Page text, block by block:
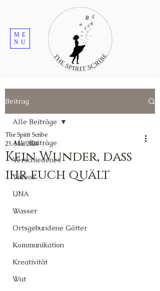
ME
NU
Beitrag
Alle Beiträge
Verschiedenes
Videos
UNA
Wasser
Ortsgebundene Götter
Kommunikation
Kreativität
Wut
Alle Beiträge
Kein Wunder, dass
ihr euch quält
The Spirit Scribe
23. Mai 2024